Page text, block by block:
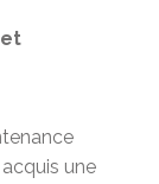
une